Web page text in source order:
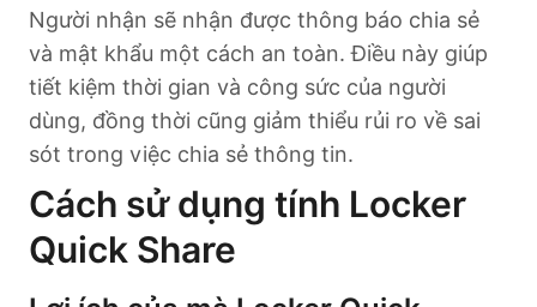
Người nhận sẽ nhận được thông báo chia sẻ
và mật khẩu một cách an toàn. Điều này giúp
tiết kiệm thời gian và công sức của người
dùng, đồng thời cũng giảm thiểu rủi ro về sai
sót trong việc chia sẻ thông tin.
Cách sử dụng tính Locker
Quick Share